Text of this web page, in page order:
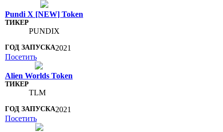
Pundi X [NEW] Token
PUNDIX
2021
Посетить
Alien Worlds Token
TLM
2021
Посетить